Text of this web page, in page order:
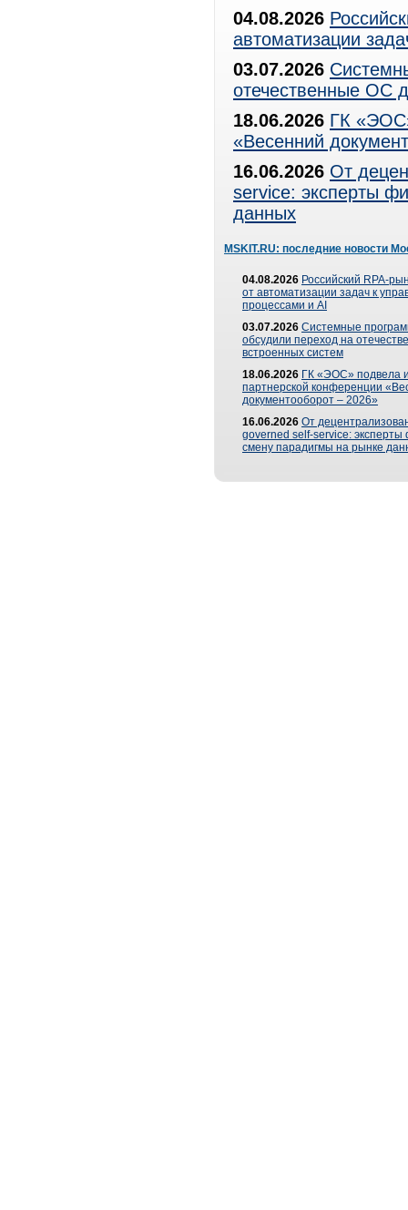
04.08.2026
автоматизации
03.07.2026
отечественные ОС
18.06.2026 ГК
«Весенний
16.06.2026 От
service: эксперты
данных
MSKIT.RU: последние новости
04.08.2026 Российский RPA-
от автоматизации задач к
процессами и AI
03.07.2026 Системные
обсудили переход на
встроенных систем
18.06.2026 ГК «ЭОС» подвела
партнерской конференции
документооборот – 2026»
16.06.2026 От
governed self-service: эксперты
смену парадигмы на рынке